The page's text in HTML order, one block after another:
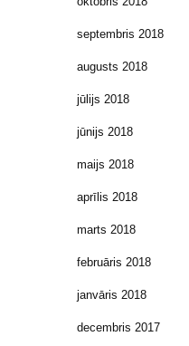
septembris 2018
augusts 2018
jūlijs 2018
jūnijs 2018
maijs 2018
aprīlis 2018
marts 2018
februāris 2018
janvāris 2018
decembris 2017